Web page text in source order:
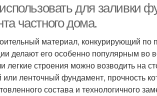
для заливки
частного дома.
материал, конкурирующий по
делают его особенно популярным во
легкие строения можно возводить на
ленточный фундамент, прочность
состава и технологичного